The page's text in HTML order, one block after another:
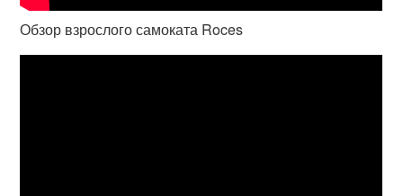
Обзор взрослого самоката Roces